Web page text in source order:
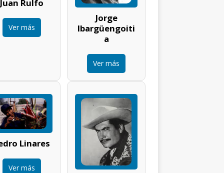
Juan Rulfo
Ver más
Jorge
Ibargüengoiti
a
Ver más
Linares
Ver más